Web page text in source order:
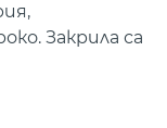
Закрила са